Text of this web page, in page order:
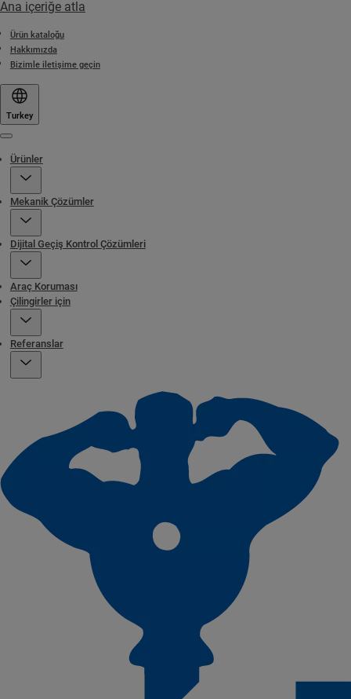
Ana içeriğe atla
Ürün kataloğu
Hakkımızda
Bizimle iletişime geçin
Turkey
Ürünler
Mekanik Çözümler
Dijital Geçiş Kontrol Çözümleri
Araç Koruması
Çilingirler için
Referanslar